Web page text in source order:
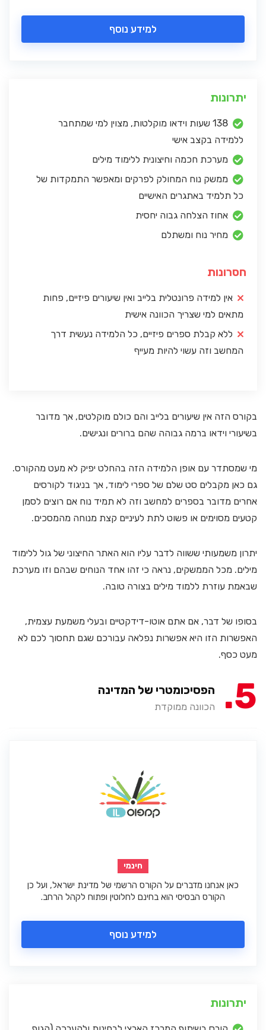
למידע נוסף
יתרונות
138 שעות וידאו מוקלטות, מצוין למי שמתחבר
ללמידה בקצב אישי
מערכת חכמה וחיצונית ללימוד מילים
ממשק נוח המחולק לפרקים ומאפשר התמקדות של
כל תלמיד באתגרים האישיים
אחוז הצלחה גבוה יחסית
מחיר נוח ומשתלם
חסרונות
אין למידה פרונטלית בלייב ואין שיעורים פיזיים, פחות
מתאים למי שצריך הכוונה אישית
ללא קבלת ספרים פיזיים, כל הלמידה נעשית דרך
המחשב וזה עשוי להיות מעייף
בקורס הזה אין שיעורים בלייב והם כולם מוקלטים, אך מדובר
בשיעורי וידאו ברמה גבוהה שהם ברורים ונגישים.
מי שמסתדר עם אופן הלמידה הזה בהחלט יפיק לא מעט מהקורס.
גם כאן מקבלים סט שלם של ספרי לימוד, אך בניגוד לקורסים
אחרים מדובר בספרים למחשב וזה לא תמיד נוח אם רוצים לסמן
קטעים מסוימים או פשוט לתת לעיניים קצת מנוחה מהמסכים.
יתרון משמעותי ששווה לדבר עליו הוא האתר החיצוני של גול ללימוד
מילים. מכל הממשקים, נראה כי זהו אחד הנוחים שבהם וזו מערכת
שבאמת עוזרת ללמוד מילים בצורה טובה.
בסופו של דבר, אם אתם אוטו-דידקטיים ובעלי משמעת עצמית,
האפשרות הזו היא אפשרות נפלאה עבורכם שגם תחסוך לכם לא
מעט כסף.
5 הפסיכומטרי של המדינה
הכוונה ממוקדת
חינמי
כאן אנחנו מדברים על הקורס הרשמי של מדינת ישראל, ועל כן
הקורס הבסיסי הוא בחינם לחלוטין ופתוח לקהל הרחב.
למידע נוסף
יתרונות